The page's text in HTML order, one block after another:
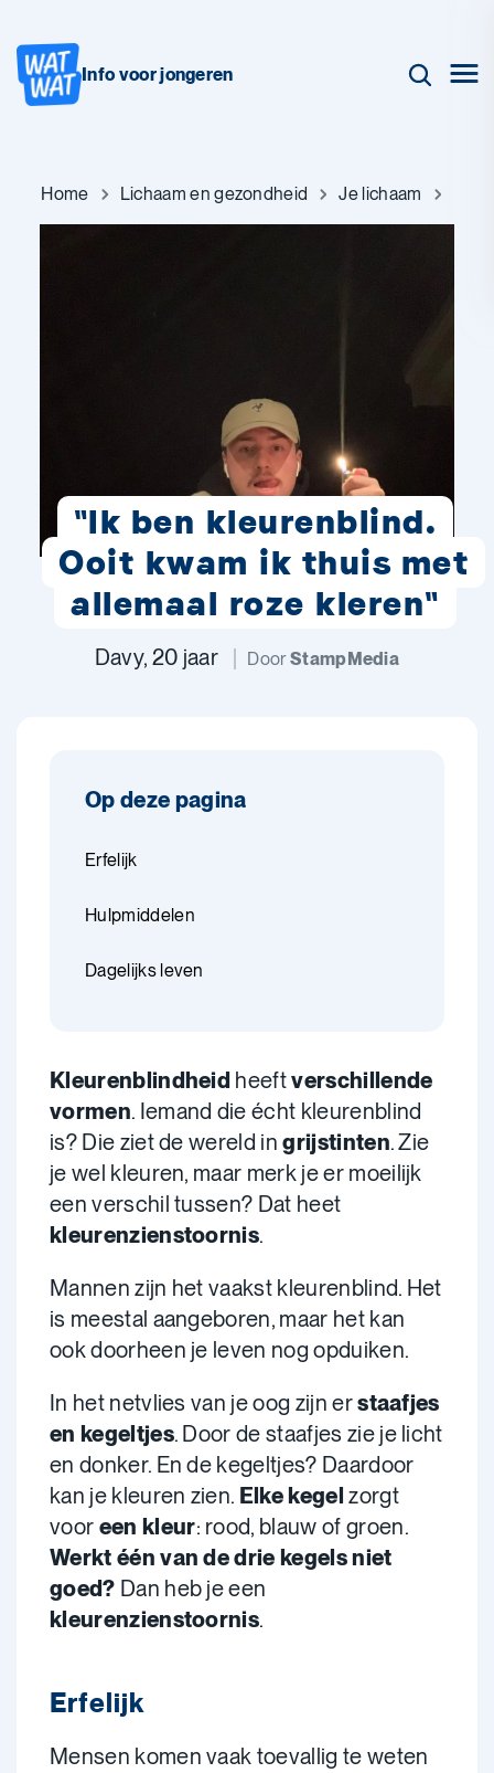
Info voor jongeren
Home Lichaam en gezondheid Je lichaam
"Ik ben kleurenblind.
Ooit kwam ik thuis met
allemaal roze kleren"
Davy, 20 jaar DoorStampMedia
Op deze pagina
Erfelijk
Hulpmiddelen
Dagelijks leven
Kleurenblindheid heeftverschillende
vormen. Iemand die écht kleurenblind
is? Die ziet de wereld ingrijstinten. Zie
je wel kleuren, maar merk je er moeilijk
een verschil tussen? Dat heet
kleurenzienstoornis.
Mannen zijn het vaakst kleurenblind. Het
is meestal aangeboren, maar het kan
ook doorheen je leven nog opduiken.
In het netvlies van je oog zijn erstaafjes
en kegeltjes. Door de staafjes zie je licht
en donker. En de kegeltjes? Daardoor
kan je kleuren zien. Elke kegelzorgt
voor een kleur: rood, blauw of groen.
Werkt één van de drie kegels niet
goed? Dan heb je een
kleurenzienstoornis.
Erfelijk
Mensen komen vaak toevallig te weten